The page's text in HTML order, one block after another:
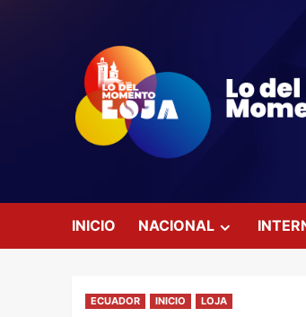
INICIO NACIONAL
ECUADOR INICIO LOJA